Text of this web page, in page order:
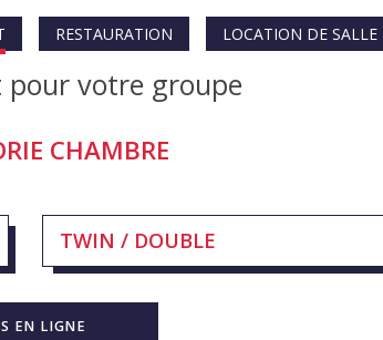
RESTAURATION LOCATION DE SALLE
pour votre groupe
CHAMBRE
TWIN / DOUBLE
EN LIGNE